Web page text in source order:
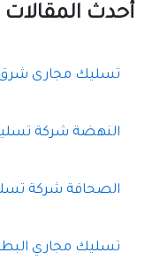
ح
أحدث المقالات
تسليك مجارى شرق
النهضة شركة
الصحافة شركة
تسليك مجاري